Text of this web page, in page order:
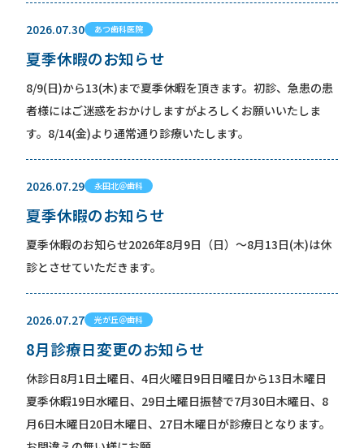
2026.07.30 あつ歯科医院
夏季休暇のお知らせ
8/9(日)から13(木)まで夏季休暇を頂きます。初診、急患の患
者様にはご迷惑をおかけしますがよろしくお願いいたしま
す。8/14(金)より通常通り診療いたします。
2026.07.29 永田北＠歯科
夏季休暇のお知らせ
夏季休暇のお知らせ2026年8月9日（日）〜8月13日(木)は休
診とさせていただきます。
2026.07.27 光が丘＠歯科
8月診療日変更のお知らせ
休診日8月1日土曜日、4日火曜日9日日曜日から13日木曜日
夏季休暇19日水曜日、29日土曜日振替で7月30日木曜日、8
月6日木曜日20日木曜日、27日木曜日が診療日となります。